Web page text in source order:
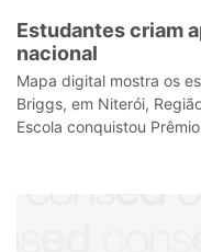
Estudantes criam
nacional
Mapa digital mostra os
Briggs, em Niterói,
Escola conquistou